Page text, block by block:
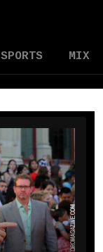
SPORTS MIX